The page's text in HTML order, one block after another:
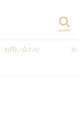
search
お問い合わせ